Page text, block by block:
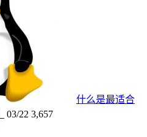
什么是最适合
03/22 3,657